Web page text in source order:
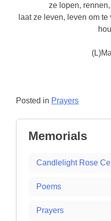
ze lopen,
laat ze leven, leven om
Posted in Prayers
Memorials
Candlelight Rose
Poems
Prayers